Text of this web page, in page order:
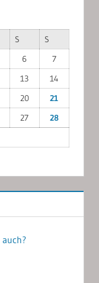
S
S
6
7
13
14
20
21
27
28